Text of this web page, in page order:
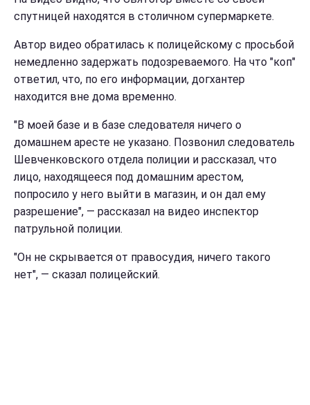
спутницей находятся в столичном супермаркете.
Автор видео обратилась к полицейскому с просьбой
немедленно задержать подозреваемого. На что "коп"
ответил, что, по его информации, догхантер
находится вне дома временно.
"В моей базе и в базе следователя ничего о
домашнем аресте не указано. Позвонил следователь
Шевченковского отдела полиции и рассказал, что
лицо, находящееся под домашним арестом,
попросило у него выйти в магазин, и он дал ему
разрешение", — рассказал на видео инспектор
патрульной полиции.
"Он не скрывается от правосудия, ничего такого
нет", — сказал полицейский.